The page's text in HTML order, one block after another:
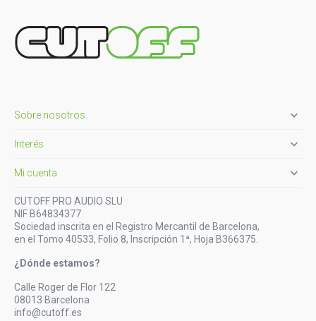
Sobre nosotros 
Interés 
Mi cuenta 
CUTOFF PRO AUDIO SLU
NIF B64834377
Sociedad inscrita en el Registro Mercantil de Barcelona,
en el Tomo 40533, Folio 8, Inscripción 1ª, Hoja B366375.
¿Dónde estamos?
Calle Roger de Flor 122
08013 Barcelona
info@cutoff.es